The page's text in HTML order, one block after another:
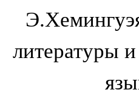
литературы